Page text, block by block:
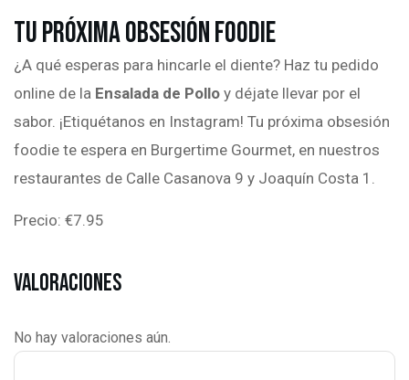
Tu Próxima Obsesión Foodie
¿A qué esperas para hincarle el diente? Haz tu pedido
online de la Ensalada de Pollo y déjate llevar por el
sabor. ¡Etiquétanos en Instagram! Tu próxima obsesión
foodie te espera en Burgertime Gourmet, en nuestros
restaurantes de Calle Casanova 9 y Joaquín Costa 1.
Precio: €7.95
Valoraciones
No hay valoraciones aún.